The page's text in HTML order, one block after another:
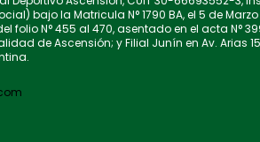
bajo la Matricula N° 1790 BA, el 5 de Marzo
folio N° 455 al 470, asentado en el acta N°
de Ascensión; y Filial Junín en Av. Arias